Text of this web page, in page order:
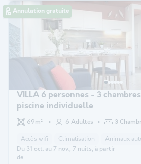
Annulation gratuite
VILLA 6 personnes - 3
piscine individuelle
69m² 6 Adultes 3
Accès wifi Climatisation Animaux
Du 31 oct. au 7 nov., 7 nuits, à partir
de